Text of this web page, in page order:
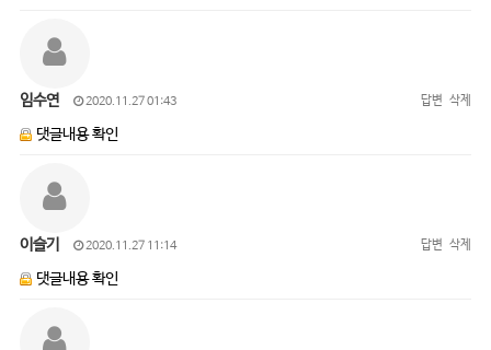
임수연 2020.11.27 01:43 답변 삭제
댓글내용 확인
이슬기 2020.11.27 11:14 답변 삭제
댓글내용 확인